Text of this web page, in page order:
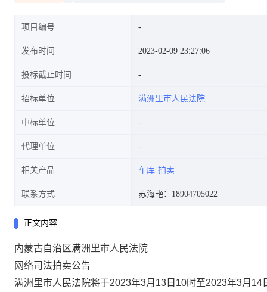
的公告
项目编号
发布时间 2023-02-09 23:27:06
投标截止时间
招标单位 满洲里市人民法院
中标单位
代理单位
相关产品 车库 拍卖
联系方式 苏海艳：18904705022
正文内容
内蒙古自治区满洲里市人民法院
网络司法拍卖公告
满洲里市人民法院将于2023年3月 13 日 10时至2023年3月 14